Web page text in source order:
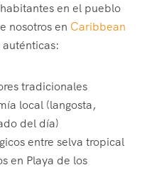
en el pueblo
nosotros en Caribbean
tradicionales
local (langosta,
del día)
entre selva tropical
en Playa de los